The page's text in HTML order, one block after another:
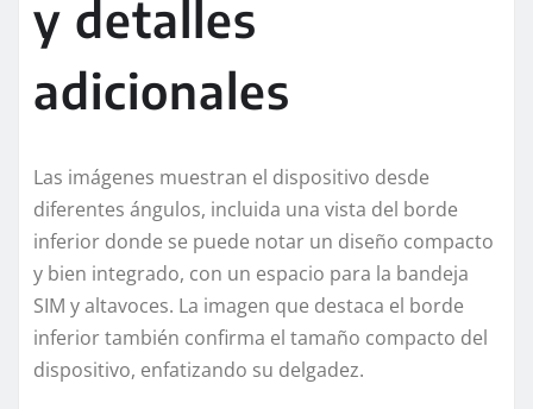
y detalles
adicionales
Las imágenes muestran el dispositivo desde
diferentes ángulos, incluida una vista del borde
inferior donde se puede notar un diseño compacto
y bien integrado, con un espacio para la bandeja
SIM y altavoces. La imagen que destaca el borde
inferior también confirma el tamaño compacto del
dispositivo, enfatizando su delgadez.